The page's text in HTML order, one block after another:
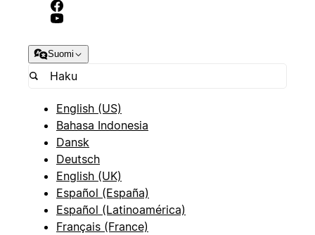
Suomi
English (US)
Bahasa Indonesia
Dansk
Deutsch
English (UK)
Español (España)
Español (Latinoamérica)
Français (France)